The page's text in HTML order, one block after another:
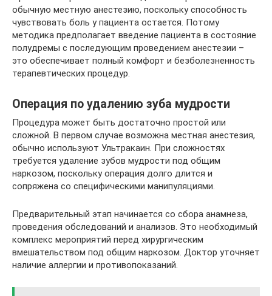
обычную местную анестезию, поскольку способность
чувствовать боль у пациента остается. Потому
методика предполагает введение пациента в состояние
полудремы с последующим проведением анестезии –
это обеспечивает полный комфорт и безболезненность
терапевтических процедур.
Операция по удалению зуба мудрости
Процедура может быть достаточно простой или
сложной. В первом случае возможна местная анестезия,
обычно используют Ультракаин. При сложностях
требуется удаление зубов мудрости под общим
наркозом, поскольку операция долго длится и
сопряжена со специфическими манипуляциями.
Предварительный этап начинается со сбора анамнеза,
проведения обследований и анализов. Это необходимый
комплекс мероприятий перед хирургическим
вмешательством под общим наркозом. Доктор уточняет
наличие аллергии и противопоказаний.